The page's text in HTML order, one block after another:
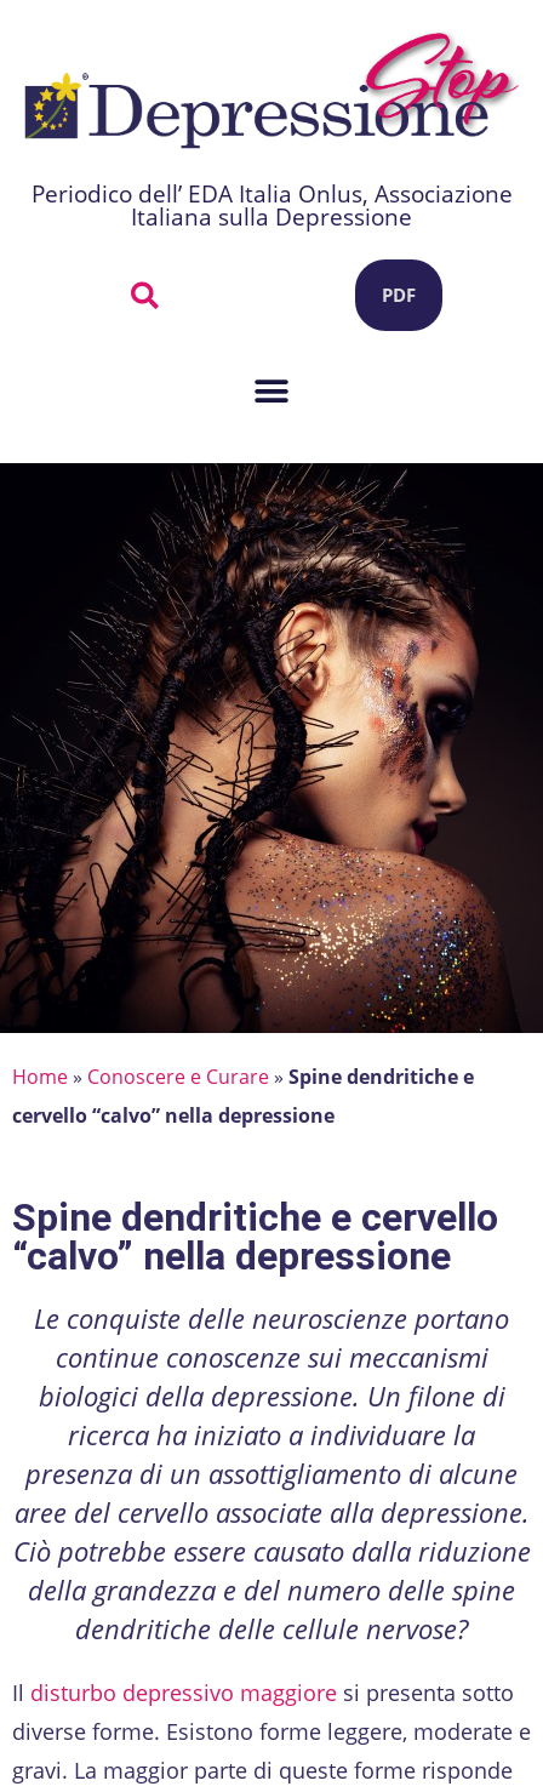
Periodico dell’ EDA Italia Onlus, Associazione
Italiana sulla Depressione
PDF
Home» Conoscere e Curare» Spine dendritiche e
cervello “calvo” nella depressione
Spine dendritiche e cervello
“calvo” nella depressione
Le conquiste delle neuroscienze portano
continue conoscenze sui meccanismi
biologici della depressione. Un filone di
ricerca ha iniziato a individuare la
presenza di un assottigliamento di alcune
aree del cervello associate alla depressione.
Ciò potrebbe essere causato dalla riduzione
della grandezza e del numero delle spine
dendritiche delle cellule nervose?
Il disturbo depressivo maggiore si presenta sotto
diverse forme. Esistono forme leggere, moderate e
gravi. La maggior parte di queste forme risponde